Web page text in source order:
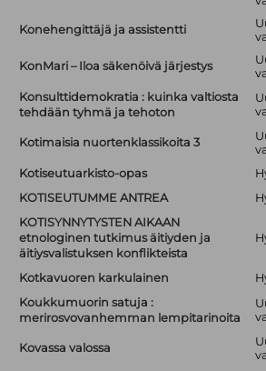
Konehengittäjä ja assistentti
KonMari – Iloa säkenöivä järjestys
Konsulttidemokratia : kuinka valtiosta
tehdään tyhmä ja tehoton
Kotimaisia nuortenklassikoita 3
Kotiseutuarkisto-opas
KOTISEUTUMME ANTREA
KOTISYNNYTYSTEN AIKAAN
etnologinen tutkimus äitiyden ja
äitiysvalistuksen konflikteista
Kotkavuoren karkulainen
Koukkumuorin satuja :
merirosvovanhemman lempitarinoita
Kovassa valossa